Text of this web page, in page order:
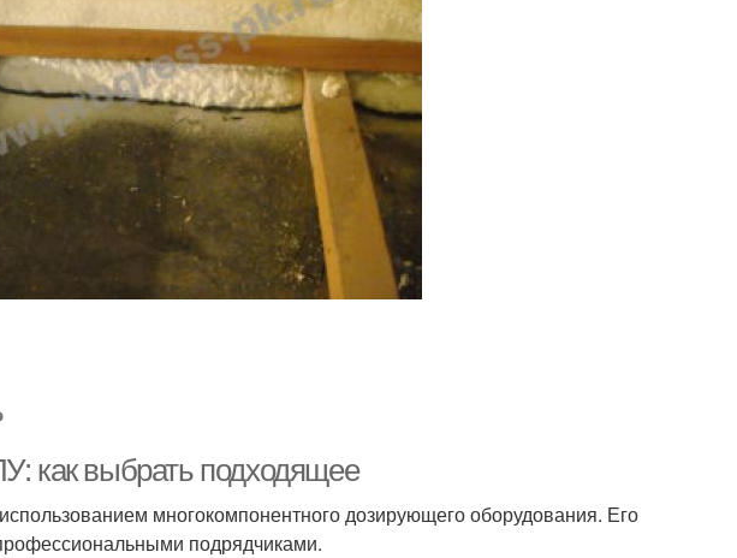
как выбрать подходящее
многокомпонентного дозирующего оборудования. Его
подрядчиками.